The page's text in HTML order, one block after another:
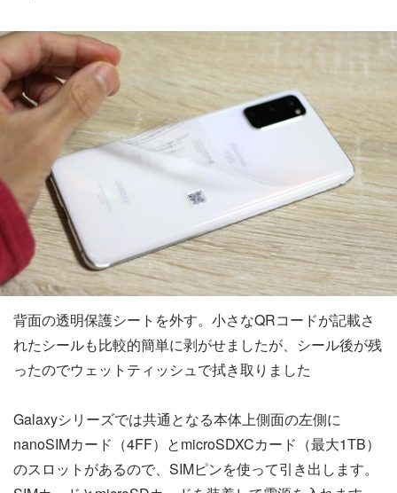
背面の透明保護シートを外す。小さなQRコードが記載さ
れたシールも比較的簡単に剥がせましたが、シール後が残
ったのでウェットティッシュで拭き取りました
Galaxyシリーズでは共通となる本体上側面の左側に
nanoSIMカード（4FF）とmicroSDXCカード（最大1TB）
のスロットがあるので、SIMピンを使って引き出します。